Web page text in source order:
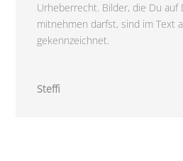
Urheberrecht. Bilder, die Du auf
mitnehmen darfst, sind im Text
gekennzeichnet.
Steffi